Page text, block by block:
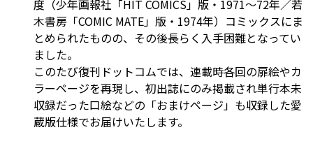
度（少年画報社「HIT COMICS」版・1971～72年／若
木書房「COMIC MATE」版・1974年）コミックスにま
とめられたものの、その後長らく入手困難となってい
ました。
このたび復刊ドットコムでは、連載時各回の扉絵やカ
ラーページを再現し、初出誌にのみ掲載され単行本未
収録だった口絵などの「おまけページ」も収録した愛
蔵版仕様でお届けいたします。